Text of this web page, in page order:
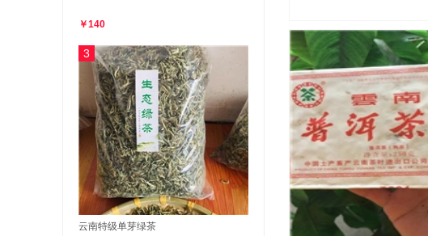
￥140
3
云南特级单芽绿茶